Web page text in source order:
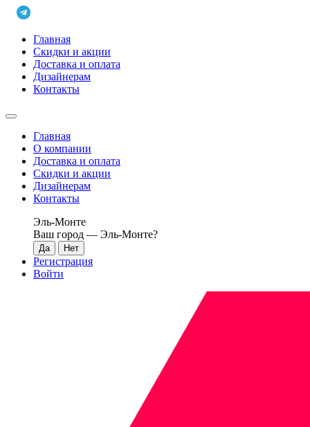
Главная
Скидки и акции
Доставка и оплата
Дизайнерам
Контакты
Главная
О компании
Доставка и оплата
Скидки и акции
Дизайнерам
Контакты
Эль-Монте
Ваш город — Эль-Монте?
Регистрация
Войти